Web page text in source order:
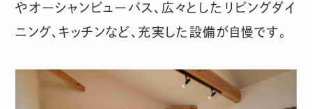
やオーシャンビューバス、広々としたリビングダイ
ニング、キッチンなど、充実した設備が自慢です。